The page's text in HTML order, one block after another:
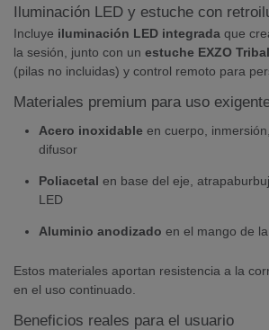
Iluminación LED y estuche con
Incluye iluminación LED integrada que
la sesión, junto con un estuche EXZO
(pilas no incluidas) y control remoto para
Materiales premium para uso
Acero inoxidable en cuerpo,
difusor
Poliacetal en base del eje,
LED
Aluminio anodizado en el mango de
Estos materiales aportan resistencia a la
en el uso continuado.
Beneficios reales para el usuario